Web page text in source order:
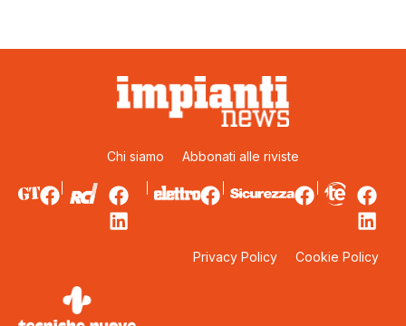
Chi siamo Abbonati alle riviste
Privacy Policy Cookie Policy